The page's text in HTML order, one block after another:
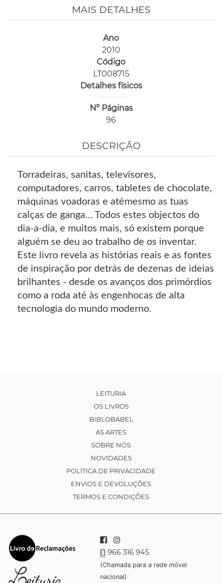
MAIS DETALHES
Ano
2010
Código
LT008715
Detalhes físicos
Nº Páginas
96
DESCRIÇÃO
Torradeiras, sanitas, televisores,
computadores, carros, tabletes de chocolate,
máquinas voadoras e atémesmo as tuas
calças de ganga… Todos estes objectos do
dia-a-dia, e muitos mais, só existem porque
alguém se deu ao trabalho de os inventar.
Este livro revela as histórias reais e as fontes
de inspiração por detrás de dezenas de ideias
brilhantes - desde os avanços dos primórdios
como a roda até às engenhocas de alta
tecnologia do mundo moderno.
LEITURIA
OS LIVROS
BIBLOBABEL
AS ARTES
SOBRE NÓS
NOVIDADES
POLÍTICA DE PRIVACIDADE
ENVIOS E DEVOLUÇÕES
TERMOS E CONDIÇÕES
966 316 945
(Chamada para a rede móvel
nacional)